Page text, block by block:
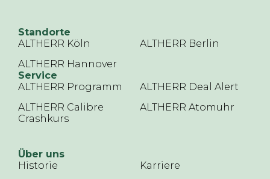
Standorte
ALTHERR Köln
ALTHERR Berlin
ALTHERR Hannover
Service
ALTHERR Programm
ALTHERR Deal Alert
ALTHERR Calibre
Crashkurs
ALTHERR Atomuhr
Über uns
Historie
Karriere